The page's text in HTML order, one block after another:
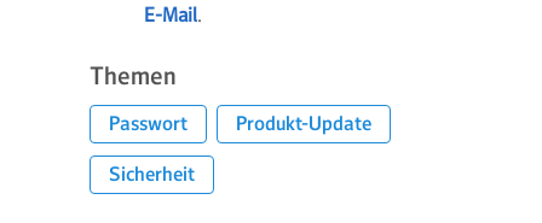
E-Mail.
Themen
Passwort
Produkt-Update
Sicherheit